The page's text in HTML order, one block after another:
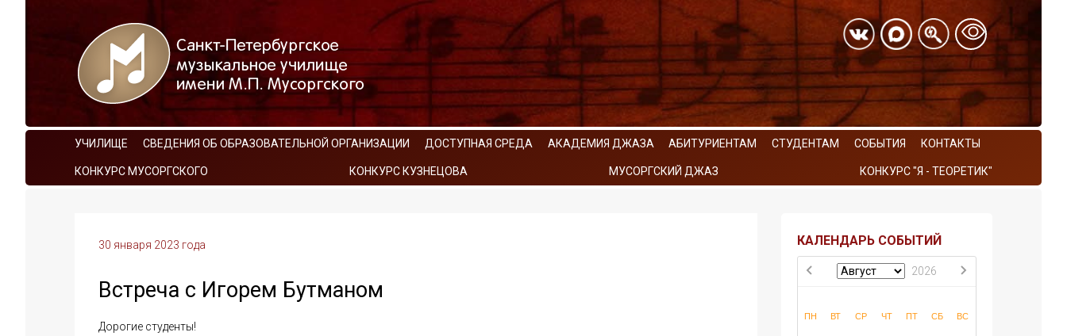
УЧИЛИЩЕ СВЕДЕНИЯ ОБ ОБРАЗОВАТЕЛЬНОЙ ОРГАНИЗАЦИИ ДОСТУПНАЯ СРЕДА АКАДЕМИЯ ДЖАЗА АБИТУРИЕНТАМ СТУДЕНТАМ СОБЫТИЯ КОНТАКТЫ
КОНКУРС МУСОРГСКОГО КОНКУРС КУЗНЕЦОВА МУСОРГСКИЙ ДЖАЗ КОНКУРС "Я - ТЕОРЕТИК"
30 января 2023 года
Встреча с Игорем Бутманом
Дорогие студенты!
КАЛЕНДАРЬ СОБЫТИЙ
2026
ПН ВТ СР ЧТ ПТ СБ ВС